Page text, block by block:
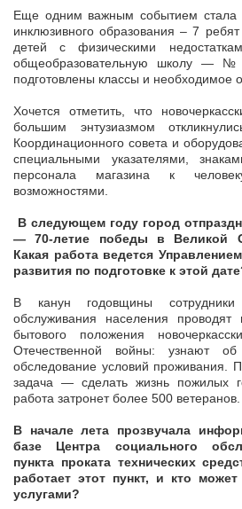
Еще одним важным событием стала
инклюзивного образования – 7
детей с физическими
общеобразовательную школу —
подготовлены классы и необходимое
Хочется отметить, что
большим энтузиазмом
Координационного совета и
специальными указателями,
персонала магазина к
возможностями.
В следующем году город
— 70-летие победы в Великой
Какая работа ведется
развития по подготовке к этой
В канун годовщины сотрудники
обслуживания населения проводят
бытового положения
Отечественной войны: узнают
обследование условий проживания.
задача — сделать жизнь пожилых
работа затронет более 500 ветеранов.
В начале лета прозвучала
базе Центра социального
пункта проката технических
работает этот пункт, и кто
услугами?